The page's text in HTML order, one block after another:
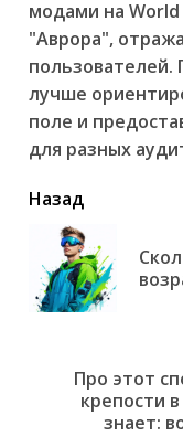
модами на
"Аврора",
пользователей.
лучше
поле и
для разных
читать
еще
Назад
Про этот
крепости
знает: